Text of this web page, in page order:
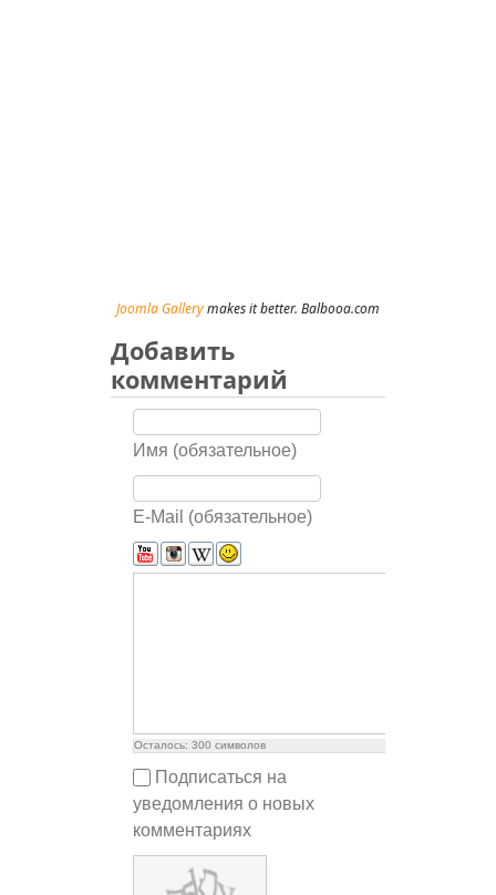
Joomla Gallerymakes it better. Balbooa.com
Добавить
комментарий
Имя (обязательное)
E-Mail (обязательное)
Осталось: 300 символов
Подписаться на
уведомления о новых
комментариях